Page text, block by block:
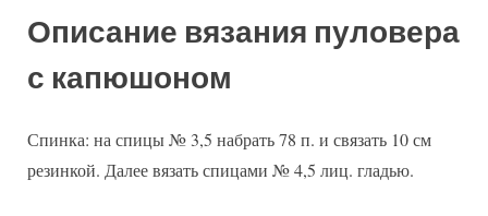
Описание вязания пуловера
с капюшоном
Спинка: на спицы № 3,5 набрать 78 п. и связать 10 см
резинкой. Далее вязать спицами № 4,5 лиц. гладью.